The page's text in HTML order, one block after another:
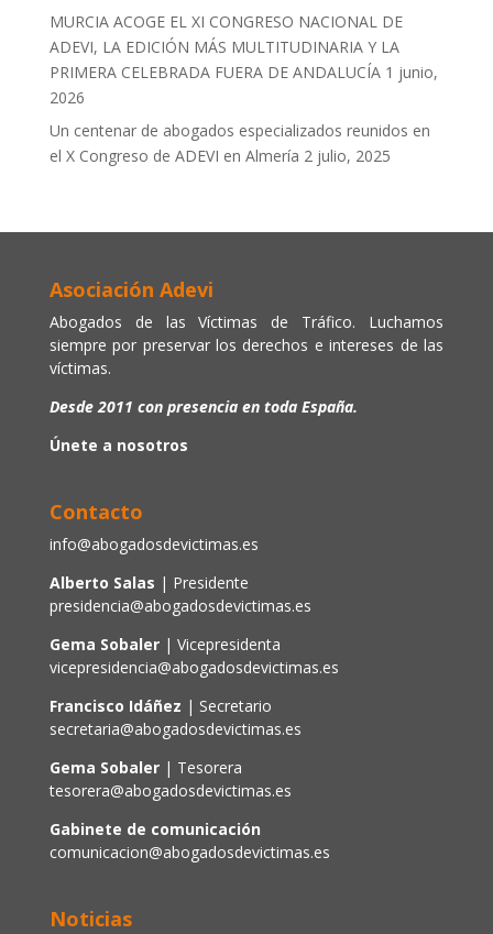
MURCIA ACOGE EL XI CONGRESO NACIONAL DE
ADEVI, LA EDICIÓN MÁS MULTITUDINARIA Y LA
PRIMERA CELEBRADA FUERA DE ANDALUCÍA 1 junio,
2026
Un centenar de abogados especializados reunidos en
el X Congreso de ADEVI en Almería 2 julio, 2025
Asociación Adevi
Abogados de las Víctimas de Tráfico. Luchamos
siempre por preservar los derechos e intereses de las
víctimas.
Desde 2011 con presencia en toda España.
Únete a nosotros
Contacto
info@abogadosdevictimas.es
Alberto Salas | Presidente
presidencia@abogadosdevictimas.es
Gema Sobaler | Vicepresidenta
vicepresidencia@abogadosdevictimas.es
Francisco Idáñez | Secretario
secretaria@abogadosdevictimas.es
Gema Sobaler| Tesorera
tesorera@abogadosdevictimas.es
Gabinete de comunicación
comunicacion@abogadosdevictimas.es
Noticias